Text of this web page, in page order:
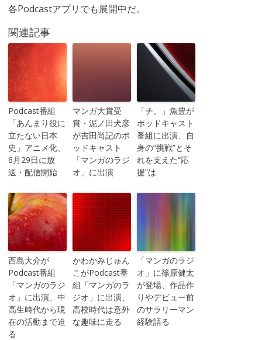
各Podcastアプリでも展開中だ。
関連記事
Podcast番組
「あんまり役に
立たない日本
史」アニメ化、
6月29日に放
送・配信開始
マンガ大賞受
賞・泥ノ田犬彦
が吉田尚記のポ
ッドキャスト
「マンガのラジ
オ」に出演
「チ。」魚豊が
ポッドキャスト
番組に出演、自
身の“挑戦”とそ
れを支えた“応
援”は
西島大介が
Podcast番組
「マンガのラジ
オ」に出演、中
高生時代から現
在の活動まで迫
る
かわかみじゅん
こがPodcast番
組「マンガのラ
ジオ」に出演、
高校時代は意外
な趣味に走る
「マンガのラジ
オ」に篠原健太
が登場、作品作
りやデビュー前
のサラリーマン
経験語る